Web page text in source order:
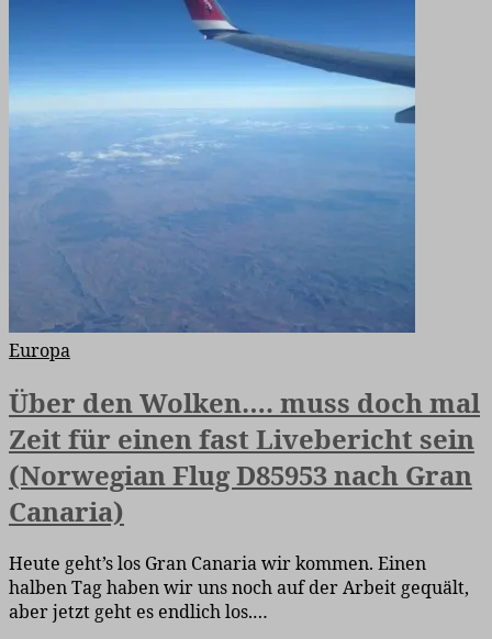
Europa
Über den Wolken…. muss doch mal
Zeit für einen fast Livebericht sein
(Norwegian Flug D85953 nach Gran
Canaria)
Heute geht’s los Gran Canaria wir kommen. Einen
halben Tag haben wir uns noch auf der Arbeit gequält,
aber jetzt geht es endlich los.…